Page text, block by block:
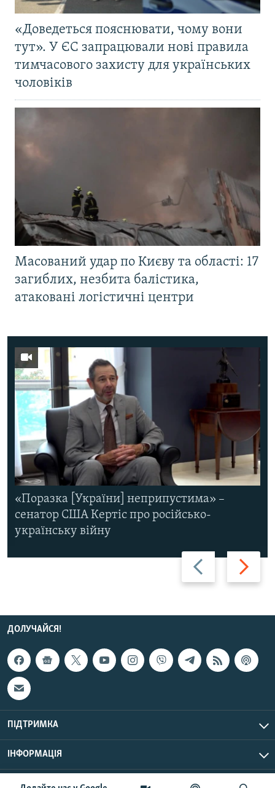
«Доведеться пояснювати, чому вони
тут». У ЄС запрацювали нові правила
тимчасового захисту для українських
чоловіків
Масований удар по Києву та області: 17
загиблих, незбита балістика,
атаковані логістичні центри
Назад Вперед
«Поразка [України] неприпустима» –
сенатор США Кертіс про російсько-
українську війну
ДОЛУЧАЙСЯ!
ПІДТРИМКА
ІНФОРМАЦІЯ